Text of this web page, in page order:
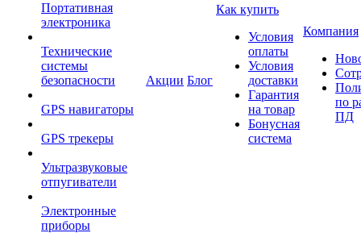
Портативная
электроника
Технические
системы
безопасности
GPS навигаторы
GPS трекеры
Ультразвуковые
отпугиватели
Электронные
приборы
Акции Блог
Как купить
Условия
оплаты
Условия
доставки
Гарантия
на товар
Бонусная
система
Компания
по
ПД